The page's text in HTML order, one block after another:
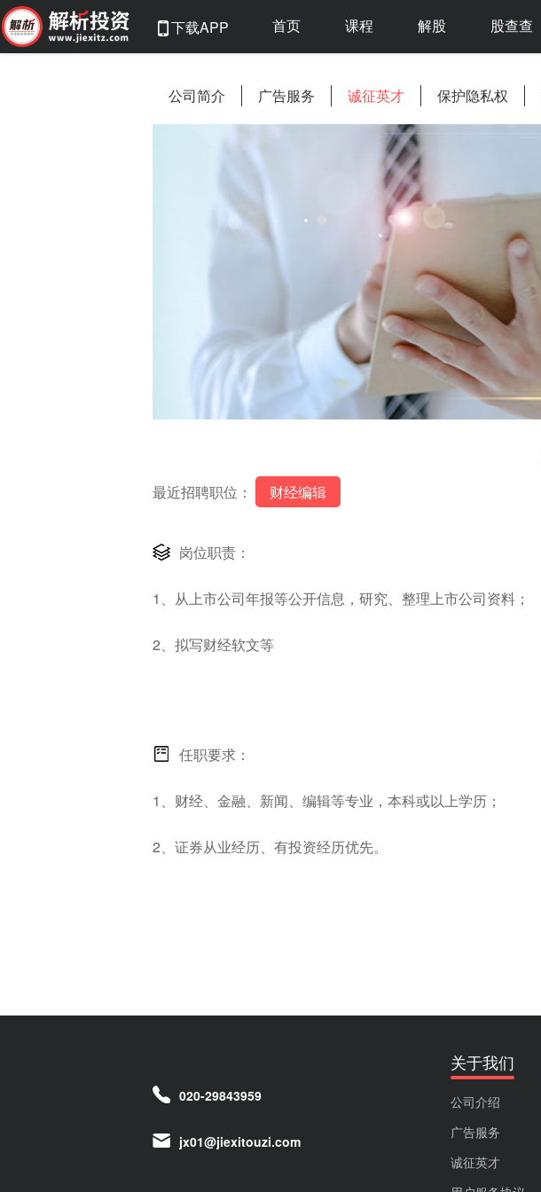
下载APP 首页 课程 解股 股查查
公司简介 广告服务 诚征英才 保护隐私权
最近招聘职位： 财经编辑
岗位职责：
1、从上市公司年报等公开信息，研究、整理上市公司资料；
2、拟写财经软文等
任职要求：
1、财经、金融、新闻、编辑等专业，本科或以上学历；
2、证券从业经历、有投资经历优先。
020-29843959
jx01@jiexitouzi.com
关于我们
公司介绍
广告服务
诚征英才